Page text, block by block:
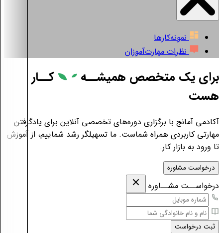
نمونه‌کارها
نظرات مهارت‌آموزان
برای یک متخصص همیشــه
کــار
هست
آکادمی آمانج با برگزاری دوره‌های تخصصی آنلاین برای یادگرفتن
مهارتی کاربردی همراه شماست. ما تسهیلگر رشد شماییم، از آموزش
تا ورود به بازار کار.
درخواست مشاوره
درخواســت مشــاوره
ثبت درخواست